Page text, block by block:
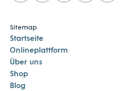
Sitemap
Startseite
Onlineplattform
Über uns
Shop
Blog